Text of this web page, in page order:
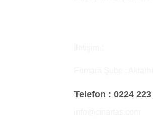
Telefon : 0224